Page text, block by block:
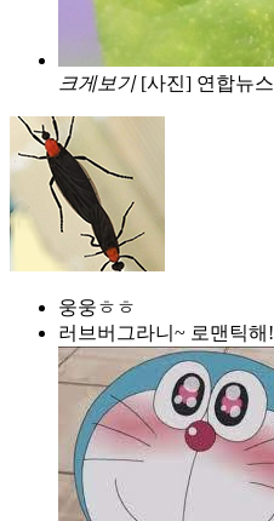
크게보기 [사진] 연합뉴스
웅웅ㅎㅎ
러브버그라니~ 로맨틱해!